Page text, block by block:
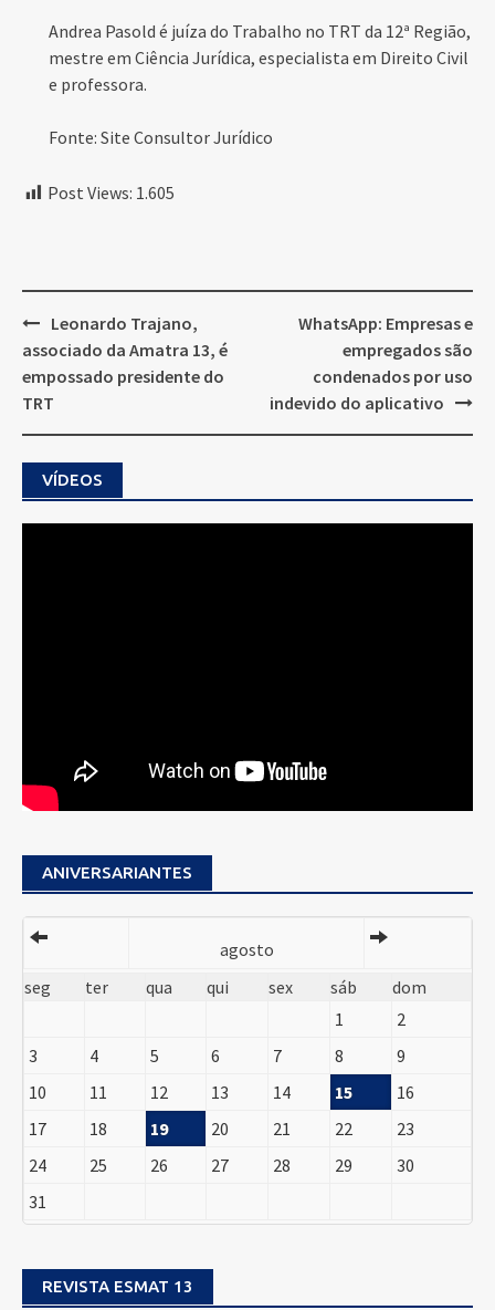
Andrea Pasold é juíza do Trabalho no TRT da 12ª Região,
mestre em Ciência Jurídica, especialista em Direito Civil
e professora.
Fonte: Site Consultor Jurídico
Post Views: 1.605
Post
navigation
Leonardo Trajano,
associado da Amatra 13, é
empossado presidente do
TRT
WhatsApp: Empresas e
empregados são
condenados por uso
indevido do aplicativo
VÍDEOS
ANIVERSARIANTES
agosto
seg
ter qua qui sex sáb
dom
1
2
3
4 5 6 7 8
9
10
11 12 13 14 15
16
17
18 19 20 21 22
23
24
25 26 27 28 29
30
31
REVISTA ESMAT 13